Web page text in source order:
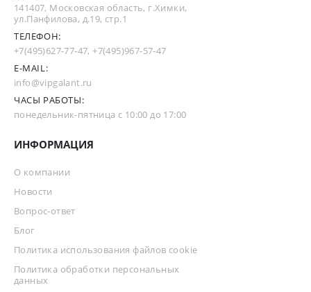
141407, Московская область, г.Химки,
ул.Панфилова, д.19, стр.1
ТЕЛЕФОН:
+7(495)627-77-47,+7(495)967-57-47
E-MAIL:
info@vipgalant.ru
ЧАСЫ РАБОТЫ:
понедельник-пятница с 10:00 до 17:00
ИНФОРМАЦИЯ
О компании
Новости
Вопрос-ответ
Блог
Политика использования файлов cookie
Политика обработки персональных
данных